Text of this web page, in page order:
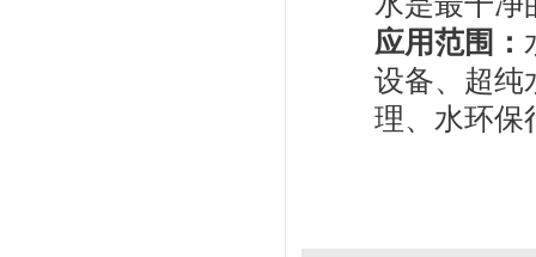
应用范围：
设备、超纯
理、水环保